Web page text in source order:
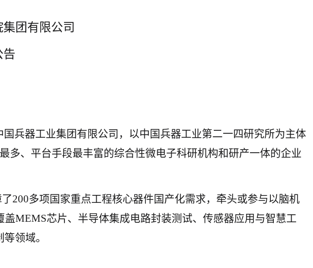
团有限公司
告
国兵器工业集团有限公司，以中国兵器工业第二一四研究所为主体
多、平台手段最丰富的综合性微电子科研机构和研产一体的企业
200多项国家重点工程核心器件国产化需求，牵头或参与以脑机
MEMS芯片、半导体集成电路封装测试、传感器应用与智慧工
领域。